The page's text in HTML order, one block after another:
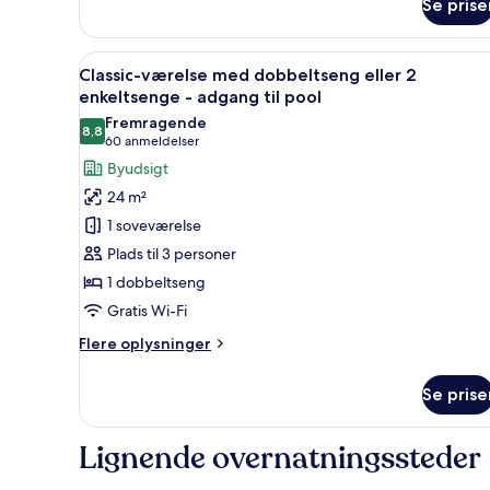
værelse
adgang
til
Se
Indlæs
alle
billeder
af
Classic-
værelse
med
dobbeltseng
eller
2
enkeltsenge
-
pool
Et hotelværelse med en stor
5
Classic-værelse med dobbeltseng eller 2
enkeltsenge - adgang til pool
8,88,8 ud af 10
Fremragende
60 anmeldelser
(60
anmeldelser)
Byudsigt
24 m²
1 soveværelse
Plads til 3 personer
1 dobbeltseng
Gratis Wi-Fi
Flere oplysninger
Flere
værelse
dobbeltseng
Se
Lignende overnatningssteder